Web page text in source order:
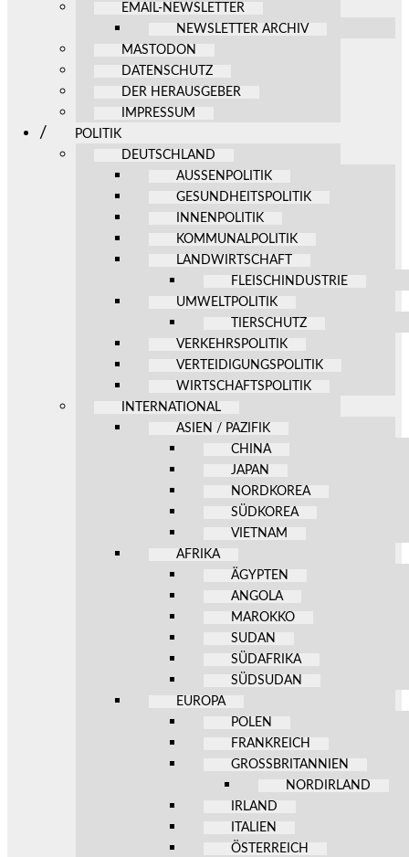
EMAIL-NEWSLETTER
NEWSLETTER ARCHIV
MASTODON
DATENSCHUTZ
DER HERAUSGEBER
IMPRESSUM
POLITIK
DEUTSCHLAND
AUSSENPOLITIK
GESUNDHEITSPOLITIK
INNENPOLITIK
KOMMUNALPOLITIK
LANDWIRTSCHAFT
FLEISCHINDUSTRIE
UMWELTPOLITIK
TIERSCHUTZ
VERKEHRSPOLITIK
VERTEIDIGUNGSPOLITIK
WIRTSCHAFTSPOLITIK
INTERNATIONAL
ASIEN / PAZIFIK
CHINA
JAPAN
NORDKOREA
SÜDKOREA
VIETNAM
AFRIKA
ÄGYPTEN
ANGOLA
MAROKKO
SUDAN
SÜDAFRIKA
SÜDSUDAN
EUROPA
POLEN
FRANKREICH
GROSSBRITANNIEN
NORDIRLAND
IRLAND
ITALIEN
ÖSTERREICH